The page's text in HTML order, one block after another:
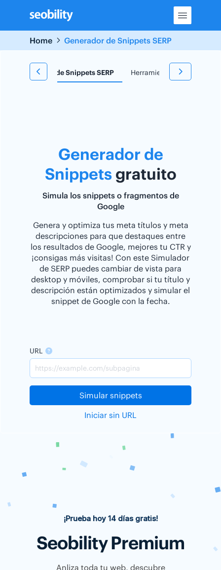
content
Home
Generador de Snippets SERP
Generador de Snippets SERP Herramienta TF*IDF
Generador de
Snippetsgratuito
Simula los snippets o fragmentos de
Google
Genera y optimiza tus meta títulos y meta
descripciones para que destaques entre
los resultados de Google, mejores tu CTR y
¡consigas más visitas! Con este Simulador
de SERP puedes cambiar de vista para
desktop y móviles, comprobar si tu título y
descripción están optimizados y simular el
snippet de Google con la fecha.
URL
Simular snippets
Iniciar sin URL
¡Prueba hoy 14 días gratis!
Seobility Premium
Anliza toda tu web, descubre